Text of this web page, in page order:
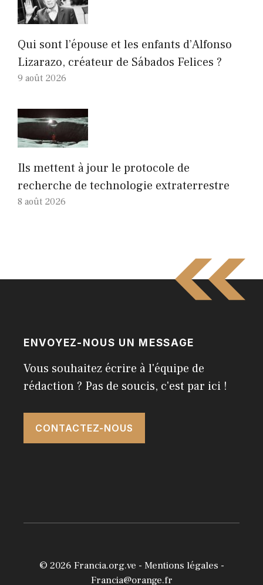
Qui sont l’épouse et les enfants d’Alfonso
Lizarazo, créateur de Sábados Felices ?
9 août 2026
Ils mettent à jour le protocole de
recherche de technologie extraterrestre
8 août 2026
ENVOYEZ-NOUS UN MESSAGE
Vous souhaitez écrire à l'équipe de
rédaction ? Pas de soucis, c'est par ici !
CONTACTEZ-NOUS
© 2026 Francia.org.ve - Mentions légales -
Francia@orange.fr